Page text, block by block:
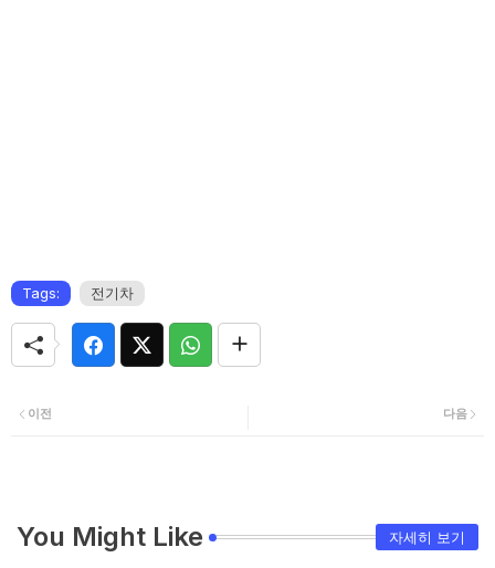
Tags: 전기차
다음
이전
You Might Like 자세히 보기